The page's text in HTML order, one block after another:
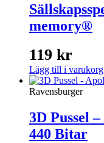
memory®
119 kr
Lägg till i varukorg
Ravensburger
3D Pussel
440 Bitar